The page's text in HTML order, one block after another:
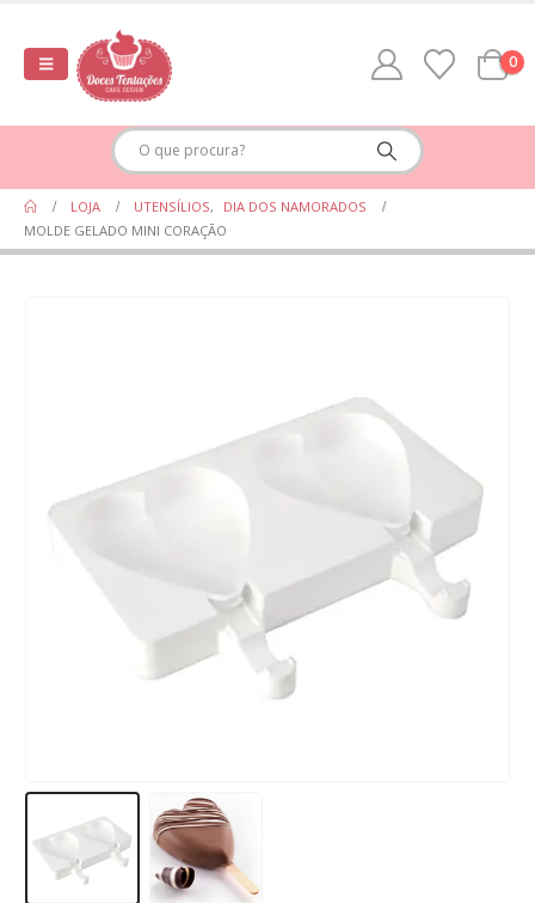
0
LOJA UTENSÍLIOS,
DIA DOS NAMORADOS
MOLDE GELADO MINI CORAÇÃO